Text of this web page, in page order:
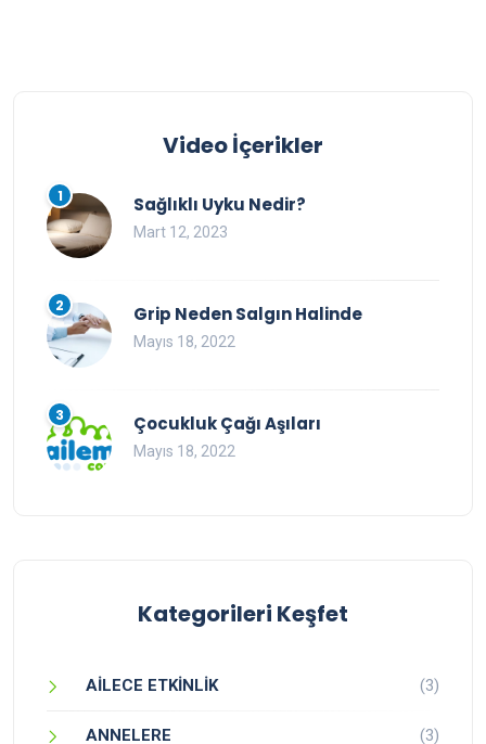
Video İçerikler
1 Sağlıklı Uyku Nedir?
Mart 12, 2023
2 Grip Neden Salgın Halinde
Mayıs 18, 2022
3 Çocukluk Çağı Aşıları
Mayıs 18, 2022
Kategorileri Keşfet
AİLECE ETKİNLİK (3)
ANNELERE (3)